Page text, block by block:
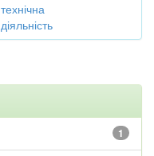
технічна
діяльність
1